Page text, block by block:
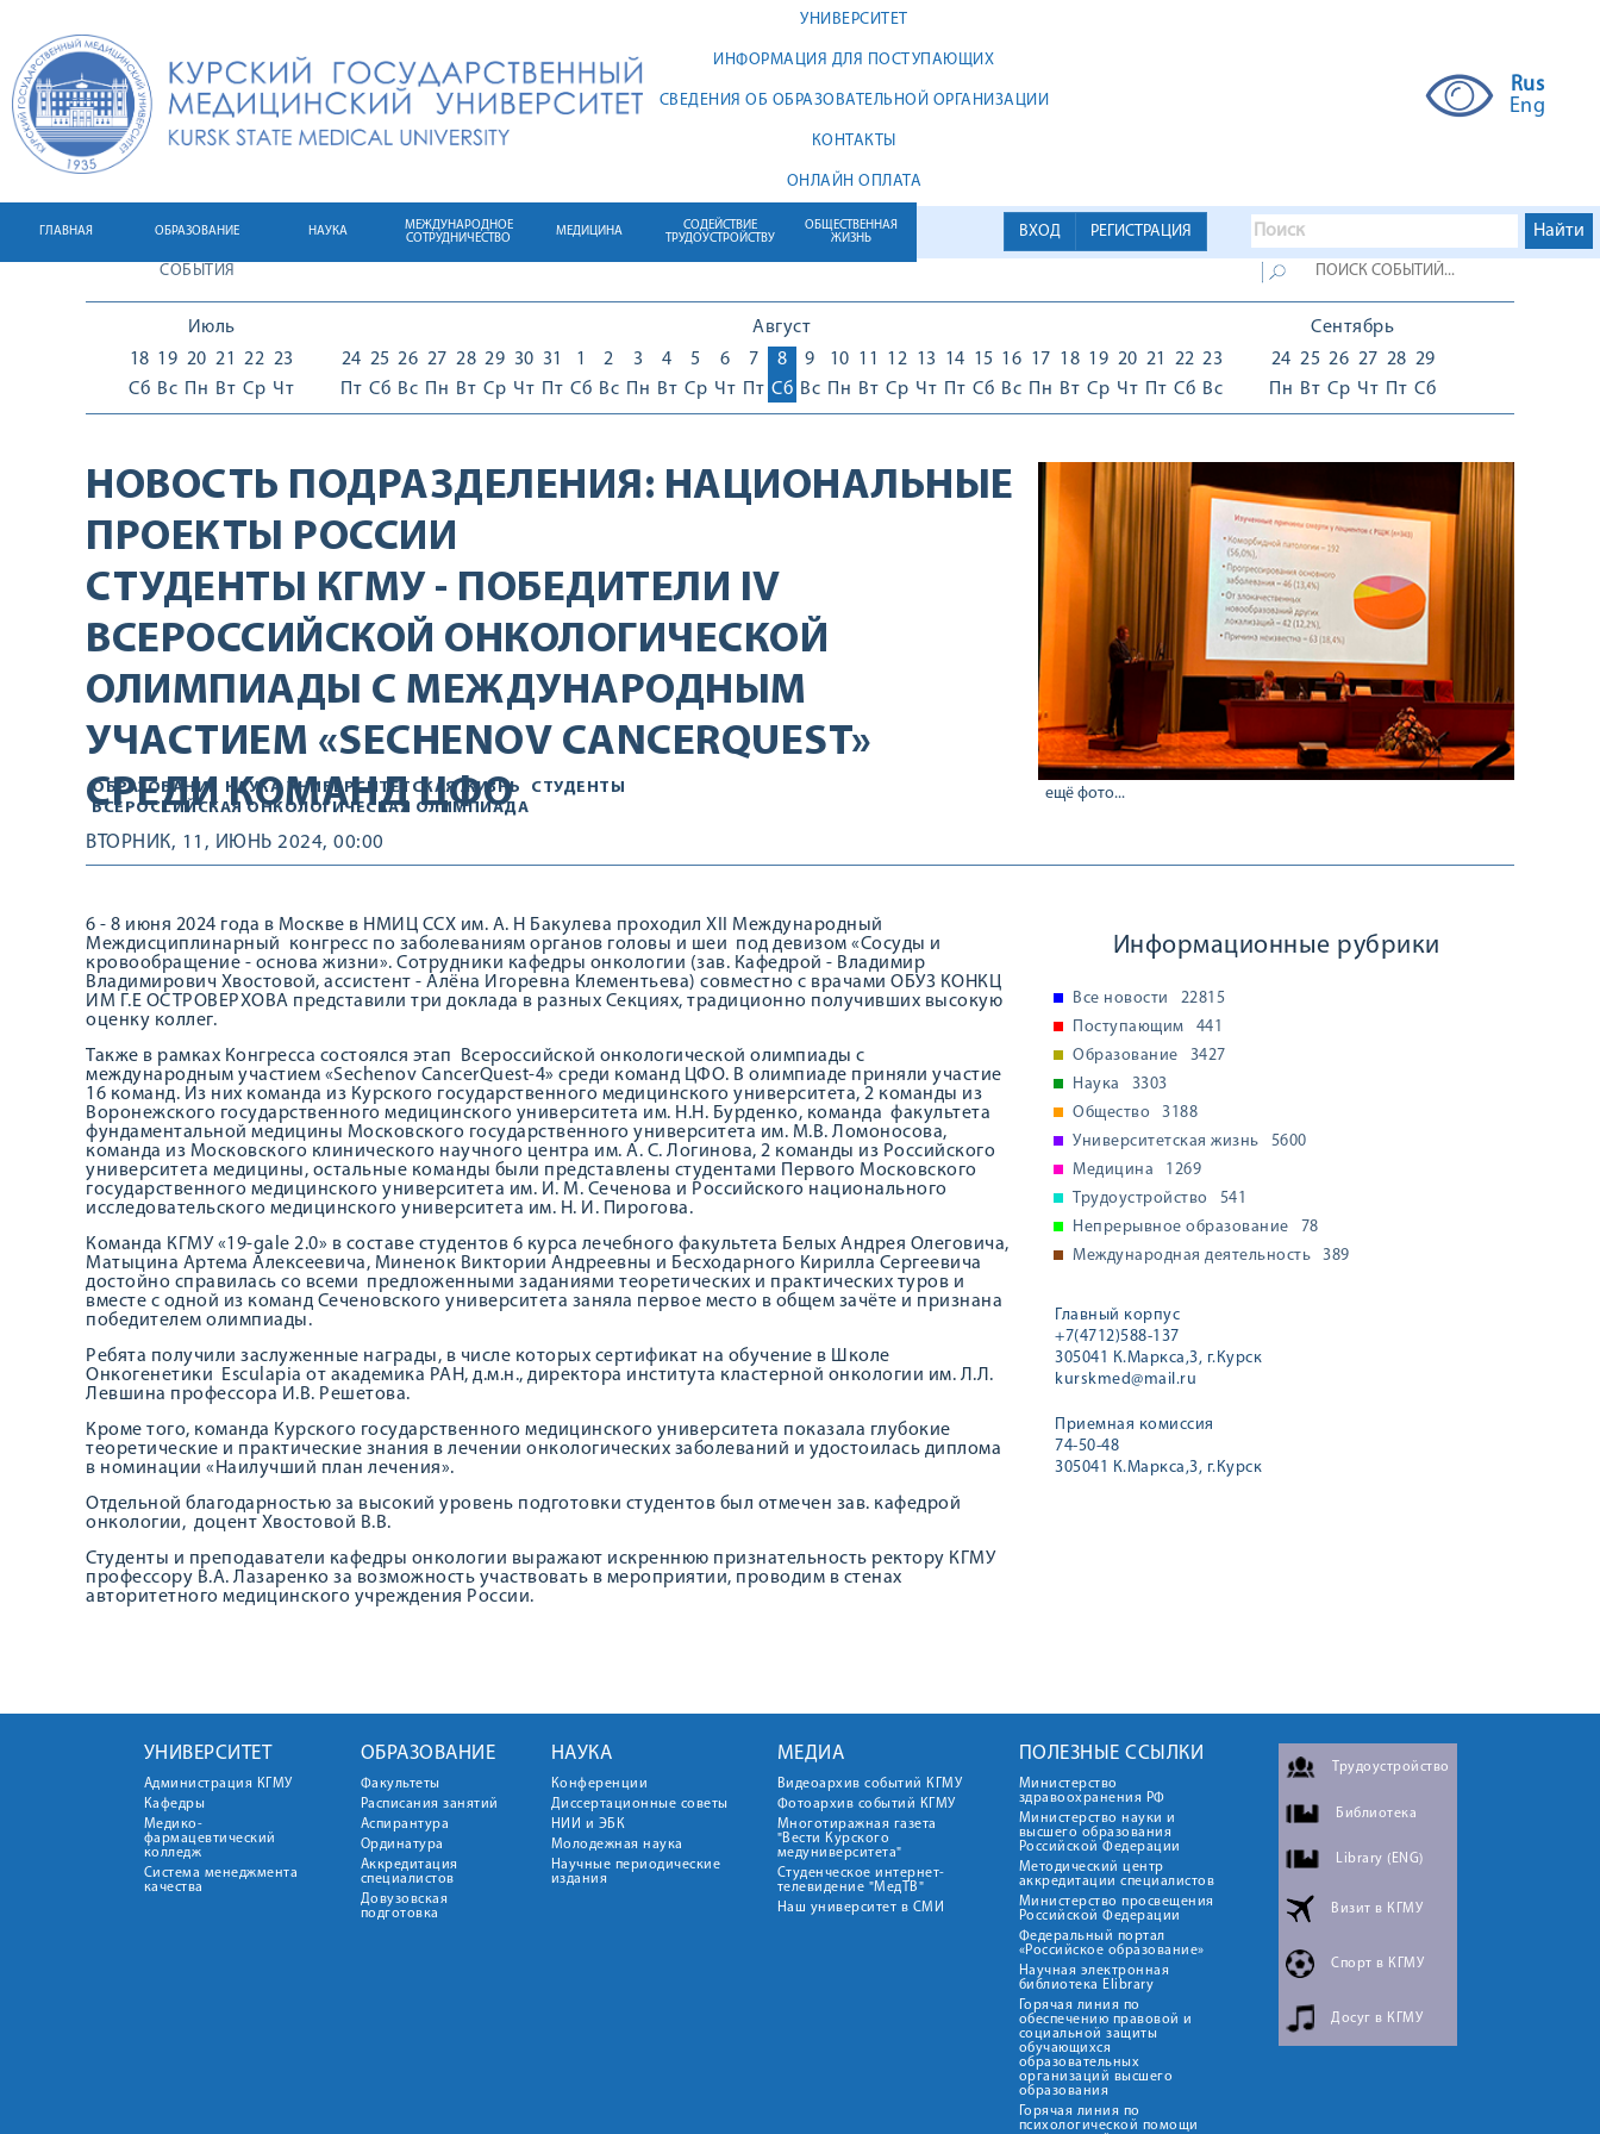
УНИВЕРСИТЕТ
ИНФОРМАЦИЯ ДЛЯ ПОСТУПАЮЩИХ
СВЕДЕНИЯ ОБ ОБРАЗОВАТЕЛЬНОЙ ОРГАНИЗАЦИИ
КОНТАКТЫ
ОНЛАЙН ОПЛАТА
Rus
Eng
ВХОД РЕГИСТРАЦИЯ
ГЛАВНАЯ ОБРАЗОВАНИЕ НАУКА
МЕЖДУНАРОДНОЕ
СОТРУДНИЧЕСТВО
МЕДИЦИНА
СОДЕЙСТВИЕ
ТРУДОУСТРОЙСТВУ
ОБЩЕСТВЕННАЯ
ЖИЗНЬ
СОБЫТИЯ
Июль
18
Сб
19
Вс
20
Пн
21
Вт
22
Ср
23
Чт
Август
24
Пт
25
Сб
26
Вс
27
Пн
28
Вт
29
Ср
30
Чт
31
Пт
1
Сб
2
Вс
3
Пн
4
Вт
5
Ср
6
Чт
7
Пт
8
Сб
9
Вс
10
Пн
11
Вт
12
Ср
13
Чт
14
Пт
15
Сб
16
Вс
17
Пн
18
Вт
19
Ср
20
Чт
21
Пт
22
Сб
23
Вс
Сентябрь
24
Пн
25
Вт
26
Ср
27
Чт
28
Пт
29
Сб
НОВОСТЬ ПОДРАЗДЕЛЕНИЯ: НАЦИОНАЛЬНЫЕ
ПРОЕКТЫ РОССИИ
СТУДЕНТЫ КГМУ - ПОБЕДИТЕЛИ IV
ВСЕРОССИЙСКОЙ ОНКОЛОГИЧЕСКОЙ
ОЛИМПИАДЫ С МЕЖДУНАРОДНЫМ
УЧАСТИЕМ «SECHENOV CANCERQUEST»
СРЕДИ КОМАНД ЦФО
ОБРАЗОВАНИЕ НАУКА УНИВЕРСИТЕТСКАЯ ЖИЗНЬ
СТУДЕНТЫ
ВСЕРОССИЙСКАЯ ОНКОЛОГИЧЕСКАЯ ОЛИМПИАДА
ещё фото...
ВТОРНИК, 11, ИЮНЬ 2024, 00:00
6 - 8 июня 2024 года в Москве в НМИЦ ССХ им. А. Н Бакулева проходил XII Международный
Междисциплинарный конгресс по заболеваниям органов головы и шеи под девизом «Сосуды и
кровообращение - основа жизни». Сотрудники кафедры онкологии (зав. Кафедрой - Владимир
Владимирович Хвостовой, ассистент - Алёна Игоревна Клементьева) совместно с врачами ОБУЗ КОНКЦ
ИМ Г.Е ОСТРОВЕРХОВА представили три доклада в разных Секциях, традиционно получивших высокую
оценку коллег.
Также в рамках Конгресса состоялся этап Всероссийской онкологической олимпиады с
международным участием «Sechenov CancerQuest-4» среди команд ЦФО. В олимпиаде приняли участие
16 команд. Из них команда из Курского государственного медицинского университета, 2 команды из
Воронежского государственного медицинского университета им. Н.Н. Бурденко, команда факультета
фундаментальной медицины Московского государственного университета им. М.В. Ломоносова,
команда из Московского клинического научного центра им. А. С. Логинова, 2 команды из Российского
университета медицины, остальные команды были представлены студентами Первого Московского
государственного медицинского университета им. И. М. Сеченова и Российского национального
исследовательского медицинского университета им. Н. И. Пирогова.
Команда КГМУ «19-gale 2.0» в составе студентов 6 курса лечебного факультета Белых Андрея Олеговича,
Матыцина Артема Алексеевича, Миненок Виктории Андреевны и Бесходарного Кирилла Сергеевича
достойно справилась со всеми предложенными заданиями теоретических и практических туров и
вместе с одной из команд Сеченовского университета заняла первое место в общем зачёте и признана
победителем олимпиады.
Ребята получили заслуженные награды, в числе которых сертификат на обучение в Школе
Онкогенетики Esculapia от академика РАН, д.м.н., директора института кластерной онкологии им. Л.Л.
Левшина профессора И.В. Решетова.
Кроме того, команда Курского государственного медицинского университета показала глубокие
теоретические и практические знания в лечении онкологических заболеваний и удостоилась диплома
в номинации «Наилучший план лечения».
Отдельной благодарностью за высокий уровень подготовки студентов был отмечен зав. кафедрой
онкологии, доцент Хвостовой В.В.
Студенты и преподаватели кафедры онкологии выражают искреннюю признательность ректору КГМУ
профессору В.А. Лазаренко за возможность участвовать в мероприятии, проводим в стенах
авторитетного медицинского учреждения России.
Информационные рубрики
Все новости
22815
Поступающим
441
Образование
3427
Наука
3303
Общество
3188
Университетская жизнь
5600
Медицина
1269
Трудоустройство
541
Непрерывное образование
78
Международная деятельность
389
Главный корпус
+7(4712)588-137
305041 К.Маркса,3, г.Курск
kurskmed@mail.ru
Приемная комиссия
74-50-48
305041 К.Маркса,3, г.Курск
УНИВЕРСИТЕТ
Администрация КГМУ
Кафедры
Медико-
фармацевтический
колледж
Система менеджмента
качества
ОБРАЗОВАНИЕ
Факультеты
Расписания занятий
Аспирантура
Ординатура
Аккредитация
специалистов
Довузовская
подготовка
НАУКА
Конференции
Диссертационные советы
НИИ и ЭБК
Молодежная наука
Научные периодические
издания
МЕДИА
Видеоархив событий КГМУ
Фотоархив событий КГМУ
Многотиражная газета
"Вести Курского
медуниверситета"
Студенческое интернет-
телевидение "МедТВ"
Наш университет в СМИ
ПОЛЕЗНЫЕ ССЫЛКИ
Министерство
здравоохранения РФ
Министерство науки и
высшего образования
Российской Федерации
Методический центр
аккредитации специалистов
Министерство просвещения
Российской Федерации
Федеральный портал
«Российское образование»
Научная электронная
библиотека Elibrary
Горячая линия по
обеспечению правовой и
социальной защиты
обучающихся
образовательных
организаций высшего
образования
Горячая линия по
психологической помощи
Трудоустройство
Библиотека
Library (ENG)
Визит в КГМУ
Спорт в КГМУ
Досуг в КГМУ